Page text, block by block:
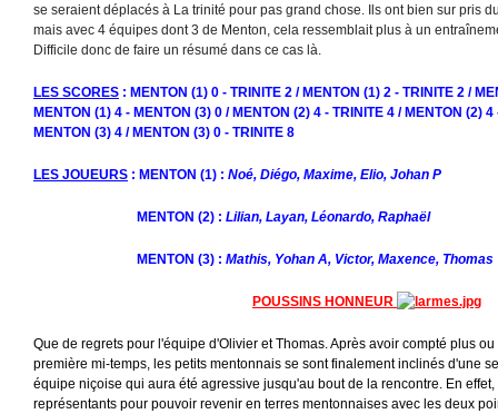
se seraient déplacés à La trinité pour pas grand chose. Ils ont bien sur pris
mais avec 4 équipes dont 3 de Menton, cela ressemblait plus à un
Difficile donc de faire un résumé dans ce cas là.
LES SCORES : MENTON (1) 0 - TRINITE 2 / MENTON (1) 2 - TRINITE 2 /
MENTON (1) 4 - MENTON (3) 0 / MENTON (2) 4 - TRINITE 4 / MENTON (2)
MENTON (3) 4 / MENTON (3) 0 - TRINITE 8
LES JOUEURS : MENTON (1) : Noé, Diégo, Maxime, Elio, Johan P
MENTON (2) : Lilian, Layan, Léonardo, Raphaël
MENTON (3) : Mathis, Yohan A, Victor, Maxence, Thomas
POUSSINS HONNEUR
Que de regrets pour l'équipe d'Olivier et Thomas. Après avoir compté plus
première mi-temps, les petits mentonnais se sont finalement inclinés d'une
équipe niçoise qui aura été agressive jusqu'au bout de la rencontre. En
représentants pour pouvoir revenir en terres mentonnaises avec les deux